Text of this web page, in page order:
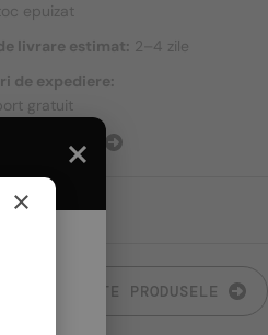
epuizat
livrare estimat: 2–4 zile
de expediere:
gratuit
TOATE PRODUSELE
×